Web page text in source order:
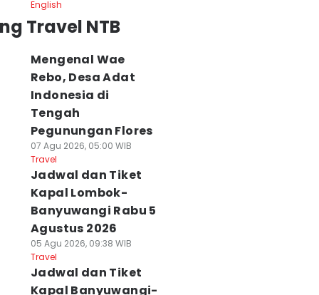
English
Travel NTB
Mengenal Wae
Rebo, Desa Adat
Indonesia di
Tengah
Pegunungan Flores
07 Agu 2026, 05:00 WIB
Travel
Jadwal dan Tiket
Kapal Lombok-
Banyuwangi Rabu 5
Agustus 2026
05 Agu 2026, 09:38 WIB
Travel
Jadwal dan Tiket
Kapal Banyuwangi-